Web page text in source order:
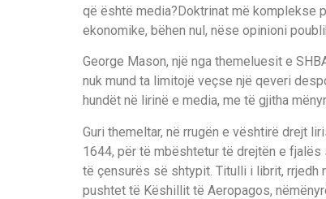
që është media?Doktrinat më komplekse
ekonomike, bëhen nul, nëse opinioni
George Mason, një nga themeluesit e
nuk mund ta limitojë veçse një qeveri desp
hundët në lirinë e media, me të gjitha mëny
Guri themeltar, në rrugën e vështirë drejt
1644, për të mbështetur të drejtën e fjalës
të çensurës së shtypit. Titulli i librit, rrjedh
pushtet të Këshillit të Aeropagos, nëmënyr